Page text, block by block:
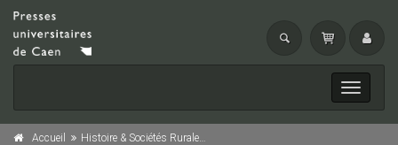
Toggle
Accueil Histoire & Sociétés Rurales, n° 50